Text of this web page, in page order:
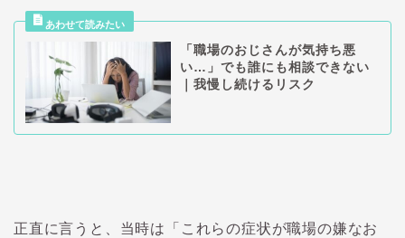
「職場のおじさんが気持ち悪
い…」でも誰にも相談できない
｜我慢し続けるリスク
正直に言うと、当時は「これらの症状が職場の嫌なお